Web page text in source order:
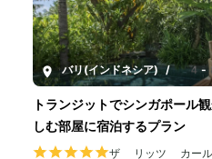
バリ(インドネシア) / 4-8
トランジットでシンガポール
しむ部屋に宿泊するプラン
ザ リッツ カー